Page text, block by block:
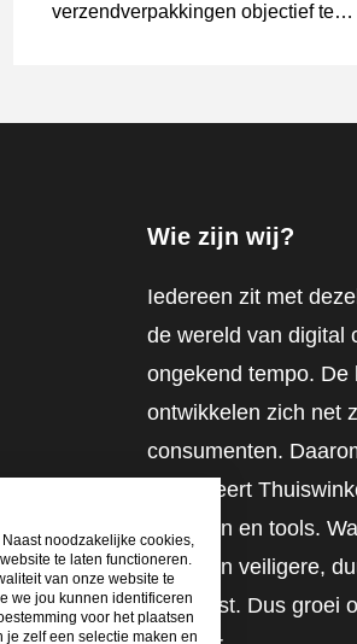
verzendverpakkingen objectief te
Wie zijn wij?
Iedereen zit met
de wereld van digital
ongekend tempo.
ontwikkelen zich net
consumenten.
mobiliseert
inzichten en tools.
naar een veiligere,
toekomst. Dus groei
noodzakelijke cookies,
te laten functioneren.
van onze website te
we jou kunnen identificeren
voor het plaatsen
je zelf een selectie maken en